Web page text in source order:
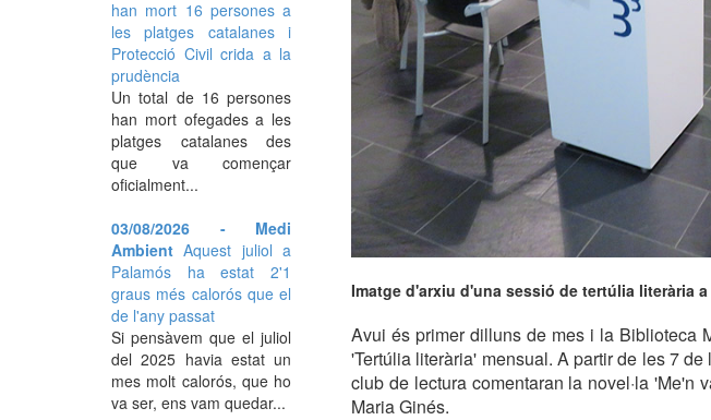
Imatge d'arxiu d'una sessió de tertúlia literària
Avui és primer dilluns de mes i la Biblioteca
'Tertúlia literària' mensual. A partir de les 7
club de lectura comentaran la novel·la 'Me'n
Maria Ginés.
han mort 16 persones a
les platges catalanes i
Protecció Civil crida a la
prudència
Un total de 16 persones
han mort ofegades a les
platges catalanes des
que va començar
oficialment...
03/08/2026 - Medi
AmbientAquest juliol a
Palamós ha estat 2'1
graus més calorós que el
de l'any passat
Si pensàvem que el juliol
del 2025 havia estat un
mes molt calorós, que ho
va ser, ens vam quedar...